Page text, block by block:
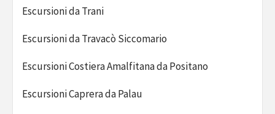
Escursioni da Trani
Escursioni da Travacò Siccomario
Escursioni Costiera Amalfitana da Positano
Escursioni Caprera da Palau